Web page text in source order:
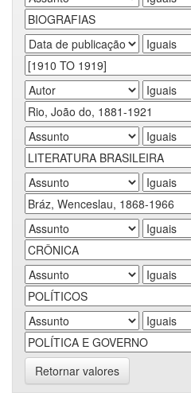
Retornar valores